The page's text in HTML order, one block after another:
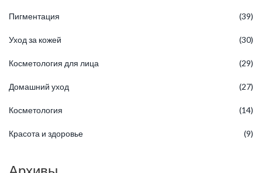
Пигментация (39)
Уход за кожей (30)
Косметология для лица (29)
Домашний уход (27)
Косметология (14)
Красота и здоровье (9)